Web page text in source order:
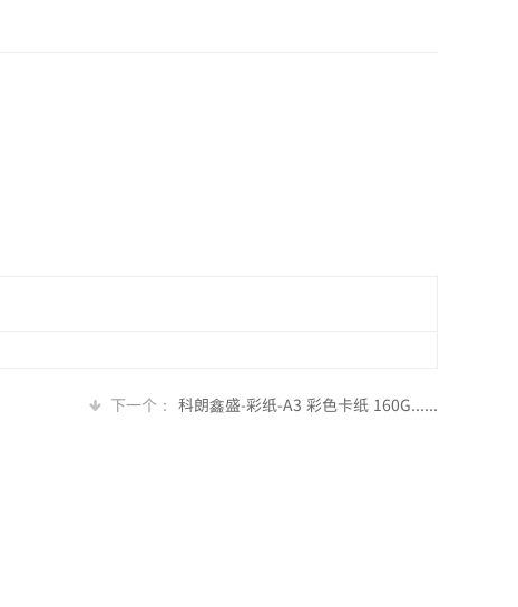
下一个： 科朗鑫盛-彩纸-A3 彩色卡纸 160G......